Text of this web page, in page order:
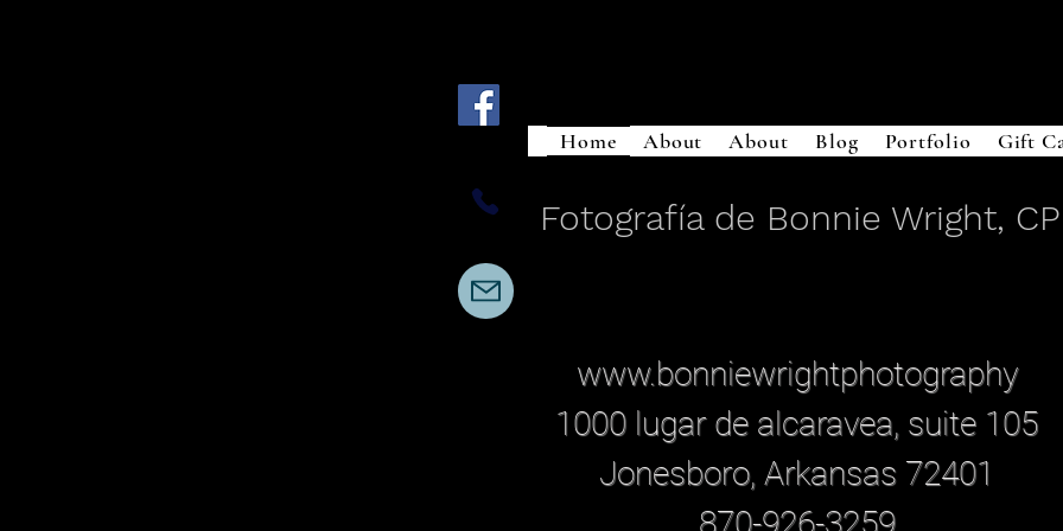
Home About About Blog Portfolio Gift
Fotografía de Bonnie Wright,
www.bonniewrightphotography
1000 lugar de alcaravea, suite 105
Jonesboro, Arkansas 72401